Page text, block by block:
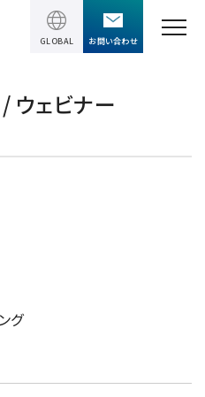
GLOBAL お問い合わせ
ウェビナー
グ